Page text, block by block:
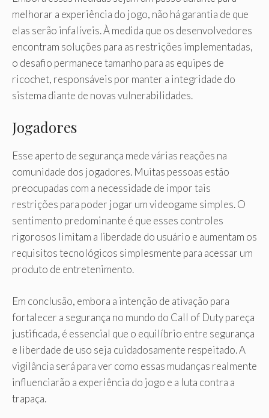
melhorar a experiência do jogo, não há garantia de que
elas serão infalíveis. À medida que os desenvolvedores
encontram soluções para as restrições implementadas,
o desafio permanece tamanho para as equipes de
ricochet, responsáveis por manter a integridade do
sistema diante de novas vulnerabilidades.
Jogadores
Esse aperto de segurança mede várias reações na
comunidade dos jogadores. Muitas pessoas estão
preocupadas com a necessidade de impor tais
restrições para poder jogar um videogame simples. O
sentimento predominante é que esses controles
rigorosos limitam a liberdade do usuário e aumentam os
requisitos tecnológicos simplesmente para acessar um
produto de entretenimento.
Em conclusão, embora a intenção de ativação para
fortalecer a segurança no mundo do Call of Duty pareça
justificada, é essencial que o equilíbrio entre segurança
e liberdade de uso seja cuidadosamente respeitado. A
vigilância será para ver como essas mudanças realmente
influenciarão a experiência do jogo e a luta contra a
trapaça.